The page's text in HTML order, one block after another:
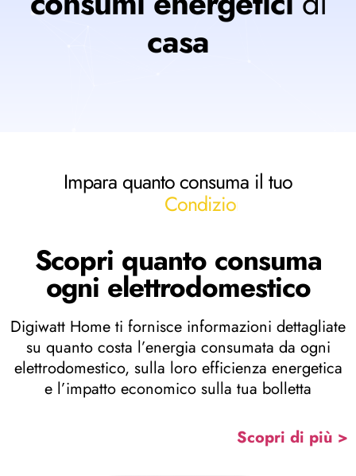
casa
Impara quanto consuma il tuo
Condizion
Scopri quanto consuma
ogni elettrodomestico
Digiwatt Home ti fornisce informazioni dettagliate
su quanto costa l’energia consumata da ogni
elettrodomestico, sulla loro efficienza energetica
e l’impatto economico sulla tua bolletta
Scopri di più >